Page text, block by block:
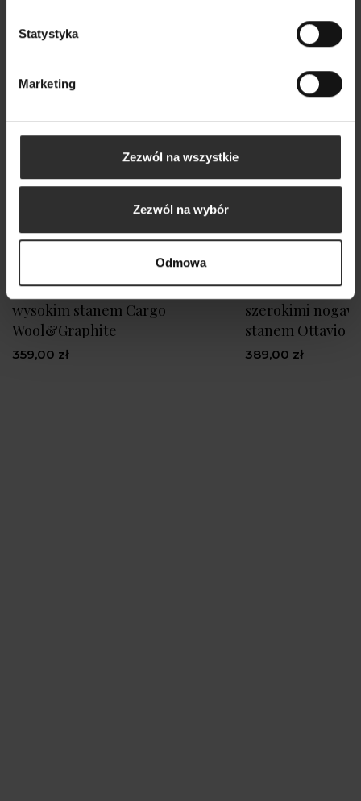
Statystyka
Marketing
Zezwól na wszystkie
Zezwól na wybór
Odmowa
Grafitowe Spodnie chinosy z
wysokim stanem Cargo
Wool&Graphite
359,00 zł
Czarne Spodnie
szerokimi
stanem Ottavio
389,00 zł